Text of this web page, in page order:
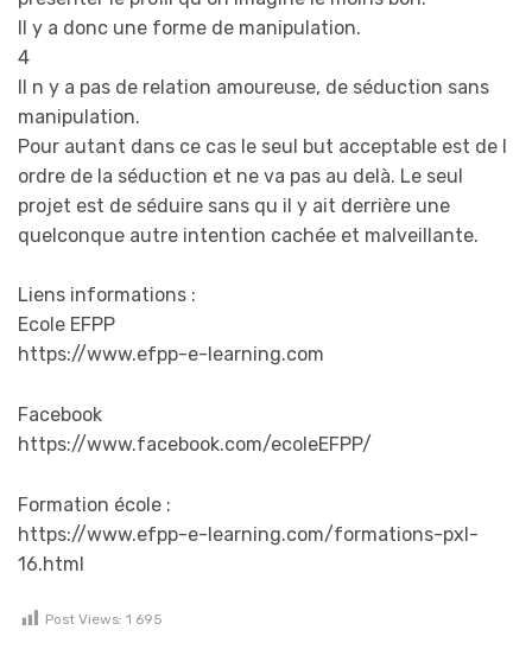
Il y a donc une forme de manipulation.
4
Il n y a pas de relation amoureuse, de séduction sans
manipulation.
Pour autant dans ce cas le seul but acceptable est de l
ordre de la séduction et ne va pas au delà. Le seul
projet est de séduire sans qu il y ait derrière une
quelconque autre intention cachée et malveillante.
Liens informations :
Ecole EFPP
https://www.efpp-e-learning.com
Facebook
https://www.facebook.com/ecoleEFPP/
Formation école :
https://www.efpp-e-learning.com/formations-pxl-
16.html
Post Views: 1 695